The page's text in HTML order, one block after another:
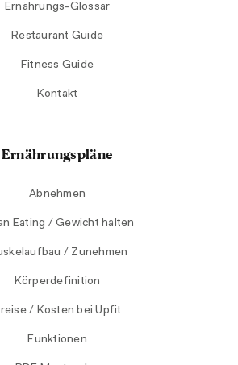
Ernährungs-Glossar
Restaurant Guide
Fitness Guide
Kontakt
Ernährungspläne
Abnehmen
Eating / Gewicht halten
/ Zunehmen
Körperdefinition
/ Kosten bei Upfit
Funktionen